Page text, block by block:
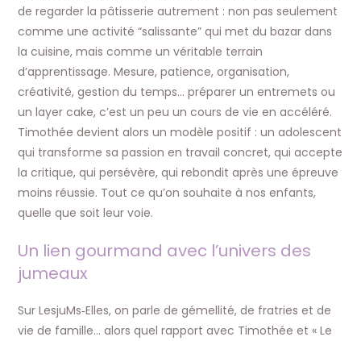
de regarder la pâtisserie autrement : non pas seulement
comme une activité “salissante” qui met du bazar dans
la cuisine, mais comme un véritable terrain
d’apprentissage. Mesure, patience, organisation,
créativité, gestion du temps… préparer un entremets ou
un layer cake, c’est un peu un cours de vie en accéléré.
Timothée devient alors un modèle positif : un adolescent
qui transforme sa passion en travail concret, qui accepte
la critique, qui persévère, qui rebondit après une épreuve
moins réussie. Tout ce qu’on souhaite à nos enfants,
quelle que soit leur voie.​
Un lien gourmand avec l’univers des
jumeaux
Sur LesjuMs‑Elles, on parle de gémellité, de fratries et de
vie de famille… alors quel rapport avec Timothée et « Le